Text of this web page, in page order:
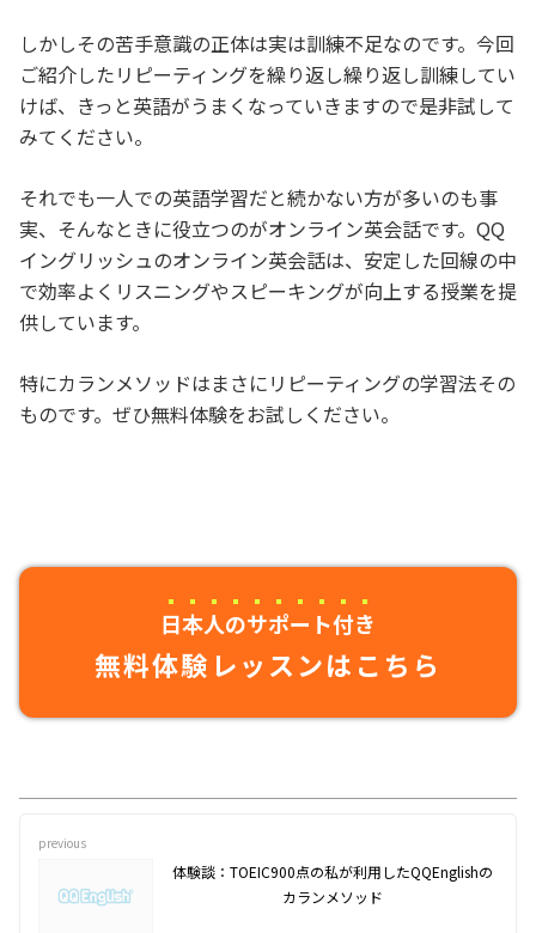
しかしその苦手意識の正体は実は訓練不足なのです。今回
ご紹介したリピーティングを繰り返し繰り返し訓練してい
けば、きっと英語がうまくなっていきますので是非試して
みてください。
それでも一人での英語学習だと続かない方が多いのも事
実、そんなときに役立つのがオンライン英会話です。QQ
イングリッシュのオンライン英会話は、安定した回線の中
で効率よくリスニングやスピーキングが向上する授業を提
供しています。
特にカランメソッドはまさにリピーティングの学習法その
ものです。ぜひ無料体験をお試しください。
日本人のサポート付き
無料体験レッスンはこちら
previous
体験談：TOEIC900点の私が利用したQQEnglishの
カランメソッド